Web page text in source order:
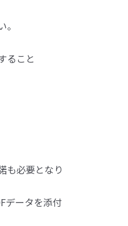
ること
も必要となり
データを添付